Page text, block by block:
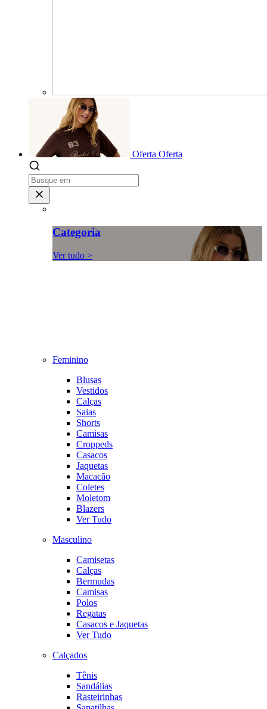
Oferta Oferta
Categoria
Ver tudo >
Feminino
Blusas
Vestidos
Calças
Saias
Shorts
Camisas
Croppeds
Casacos
Jaquetas
Macacão
Coletes
Moletom
Blazers
Ver Tudo
Masculino
Camisetas
Calças
Bermudas
Camisas
Polos
Regatas
Casacos e Jaquetas
Ver Tudo
Calçados
Tênis
Sandálias
Rasteirinhas